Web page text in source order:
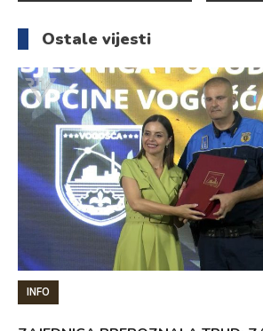
članaka
Ostale vijesti
INFO